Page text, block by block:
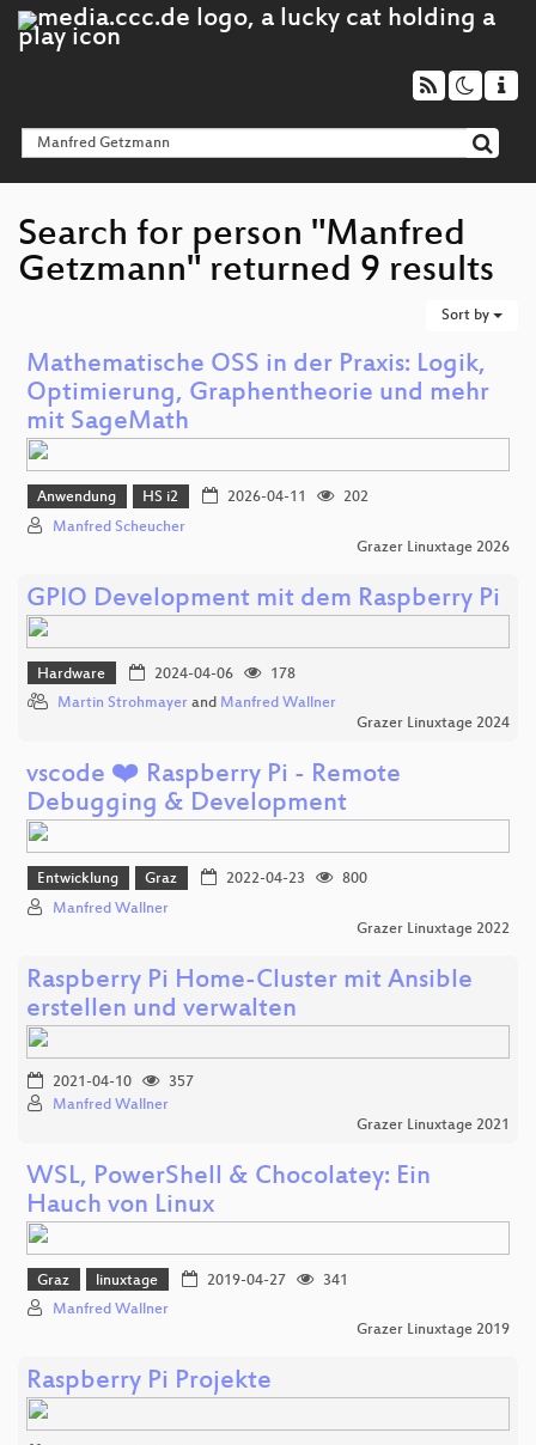
Search for person "Manfred
Getzmann" returned 9 results
Sort by
Mathematische OSS in der Praxis: Logik,
Optimierung, Graphentheorie und mehr
mit SageMath
Anwendung HS i2 2026-04-11
202
Manfred Scheucher
Grazer Linuxtage 2026
GPIO Development mit dem Raspberry Pi
Hardware 2024-04-06
178
Martin Strohmayer and Manfred Wallner
Grazer Linuxtage 2024
vscode ❤️ Raspberry Pi - Remote
Debugging & Development
Entwicklung Graz 2022-04-23
800
Manfred Wallner
Grazer Linuxtage 2022
Raspberry Pi Home-Cluster mit Ansible
erstellen und verwalten
2021-04-10
357
Manfred Wallner
Grazer Linuxtage 2021
WSL, PowerShell & Chocolatey: Ein
Hauch von Linux
Graz linuxtage 2019-04-27
341
Manfred Wallner
Grazer Linuxtage 2019
Raspberry Pi Projekte